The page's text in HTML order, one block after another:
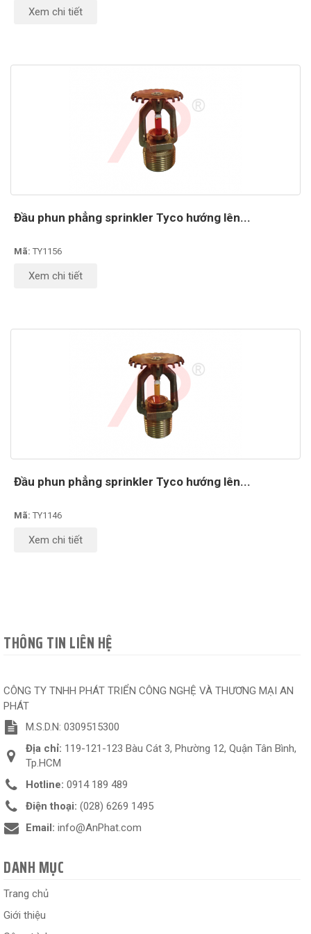
Xem chi tiết
Đầu phun phẳng sprinkler Tyco hướng lên...
Mã: TY1156
Xem chi tiết
Đầu phun phẳng sprinkler Tyco hướng lên...
Mã: TY1146
Xem chi tiết
THÔNG TIN LIÊN HỆ
CÔNG TY TNHH PHÁT TRIỂN CÔNG NGHỆ VÀ THƯƠNG MẠI AN
PHÁT
M.S.D.N: 0309515300
Địa chỉ: 119-121-123 Bàu Cát 3, Phường 12, Quận Tân Bình,
Tp.HCM
Hotline: 0914 189 489
Điện thoại: (028) 6269 1495
Email: info@AnPhat.com
DANH MỤC
Trang chủ
Giới thiệu